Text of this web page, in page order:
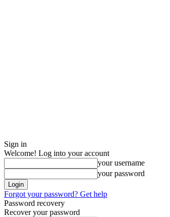
Sign in
Welcome! Log into your account
your username
your password
Forgot your password? Get help
Password recovery
Recover your password